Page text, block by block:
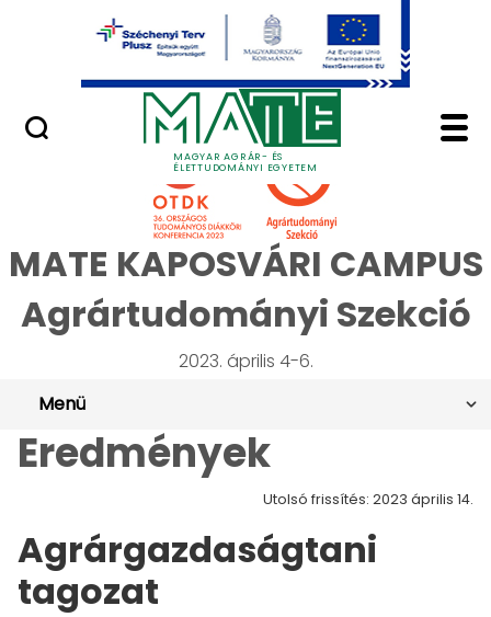
Ugrás a fő tartalomhoz
MAGYAR AGRÁR- ÉS
ÉLETTUDOMÁNYI EGYETEM
Minőségügy
OTDK 2023
MATE KAPOSVÁRI CAMPUS
Agrártudományi Szekció
2023. április 4-6.
Menü
Eredmények
Utolsó frissítés: 2023 április 14.
Agrárgazdaságtani
tagozat